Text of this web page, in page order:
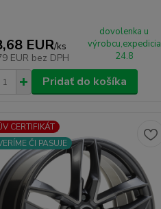
EUR/ks
EUR bez DPH
dovolenka u
výrobcu,expedicia
24.8
Pridať do košíka
CERTIFIKÁT
ČI PASUJE